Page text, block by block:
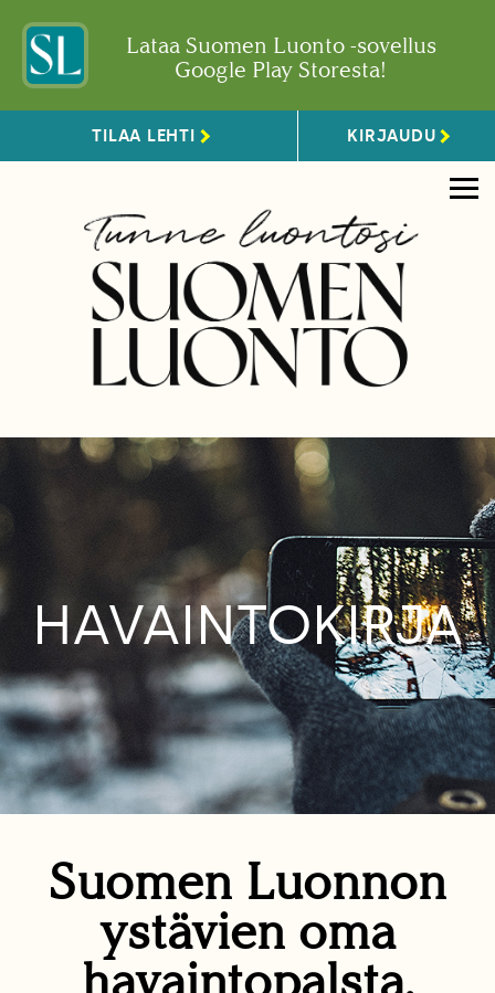
Lataa Suomen Luonto -sovellus
Google Play Storesta!
TILAA LEHTI KIRJAUDU
HAVAINTOKIRJA
Suomen Luonnon
ystävien oma